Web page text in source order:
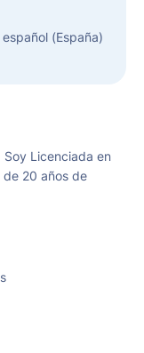
(España)
Licenciada en
20 años de